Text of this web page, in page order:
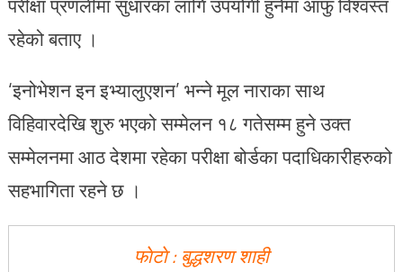
रहेको बताए ।
‘इनोभेशन इन इभ्यालुएशन’ भन्ने मूल नाराका साथ
विहिवारदेखि शुरु भएको सम्मेलन १८ गतेसम्म हुने उक्त
सम्मेलनमा आठ देशमा रहेका परीक्षा बोर्डका पदाधिकारीहरुको
सहभागिता रहने छ ।
फाेटाे : बुद्धशरण शाही